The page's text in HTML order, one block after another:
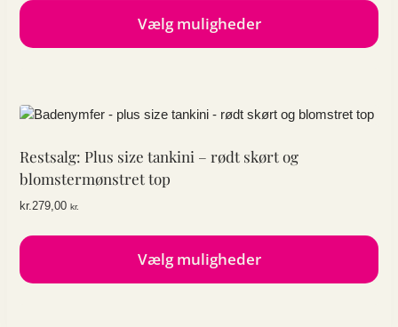
Vælg muligheder
flere
Mulighederne
kan
på
varesiden
Restsalg: Plus size tankini – rødt skørt og
blomstermønstret top
kr.279,00 kr.
Vælg muligheder